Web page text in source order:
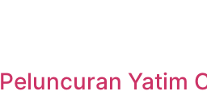
Yatim